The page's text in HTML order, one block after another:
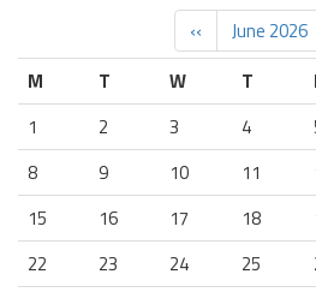
‹‹ June 2026
M
T W T
1
2 3 4
8
9 10 11
15
16 17 18
22
23 24 25